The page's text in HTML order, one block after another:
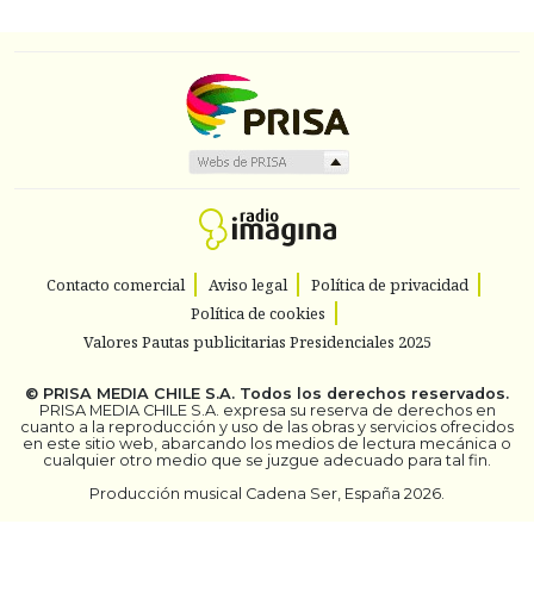
Contacto comercial Aviso legal
Política de privacidad
Política de cookies
Valores Pautas publicitarias Presidenciales 2025
© PRISA MEDIA CHILE S.A. Todos los derechos reservados.
PRISA MEDIA CHILE S.A. expresa su reserva de derechos en
cuanto a la reproducción y uso de las obras y servicios ofrecidos
en este sitio web, abarcando los medios de lectura mecánica o
cualquier otro medio que se juzgue adecuado para tal fin.
Producción musical Cadena Ser, España 2026.